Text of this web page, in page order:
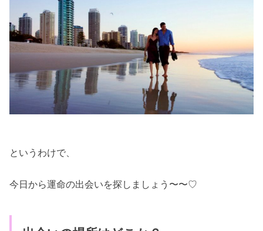
というわけで、
今日から運命の出会いを探しましょう〜〜♡